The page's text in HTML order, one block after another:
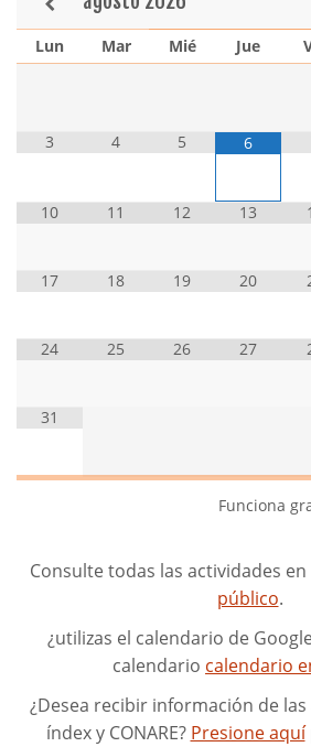
Lun Mar Mié Jue
3 4 5 6
10 11 12 13
17 18 19 20
24 25 26 27
31
Funciona
Consulte todas las actividades
público.
¿utilizas el calendario de
calendario calendario
¿Desea recibir información de las
índex y CONARE? Presione aquí